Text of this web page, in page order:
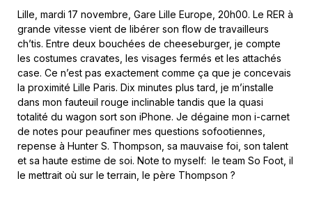
Lille, mardi 17 novembre, Gare Lille Europe, 20h00. Le RER à
grande vitesse vient de libérer son flow de travailleurs
ch’tis. Entre deux bouchées de cheeseburger, je compte
les costumes cravates, les visages fermés et les attachés
case. Ce n’est pas exactement comme ça que je concevais
la proximité Lille Paris. Dix minutes plus tard, je m’installe
dans mon fauteuil rouge inclinable tandis que la quasi
totalité du wagon sort son iPhone. Je dégaine mon i-carnet
de notes pour peaufiner mes questions sofootiennes,
repense à Hunter S. Thompson, sa mauvaise foi, son talent
et sa haute estime de soi. Note to myself: le team So Foot, il
le mettrait où sur le terrain, le père Thompson ?